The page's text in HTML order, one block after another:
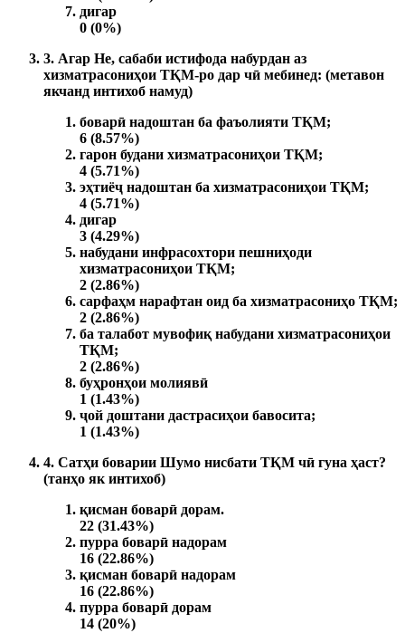
дигар
0 (0%)
3. Агар Не, сабаби истифода набурдан аз
хизматрасониҳои ТҚМ-ро дар чӣ мебинед: (метавон
якчанд интихоб намуд)
боварӣ надоштан ба фаъолияти ТҚМ;
6 (8.57%)
гарон будани хизматрасониҳои ТҚМ;
4 (5.71%)
эҳтиёҷ надоштан ба хизматрасониҳои ТҚМ;
4 (5.71%)
дигар
3 (4.29%)
набудани инфрасохтори пешниҳоди
хизматрасониҳои ТҚМ;
2 (2.86%)
сарфаҳм нарафтан оид ба хизматрасониҳо ТҚМ;
2 (2.86%)
ба талабот мувофиқ набудани хизматрасониҳои
ТҚМ;
2 (2.86%)
буҳронҳои молиявӣ
1 (1.43%)
ҷой доштани дастрасиҳои бавосита;
1 (1.43%)
4. Сатҳи боварии Шумо нисбати ТҚМ чӣ гуна ҳаст?
(танҳо як интихоб)
қисман боварӣ дорам.
22 (31.43%)
пурра боварӣ надорам
16 (22.86%)
қисман боварӣ надорам
16 (22.86%)
пурра боварӣ дорам
14 (20%)